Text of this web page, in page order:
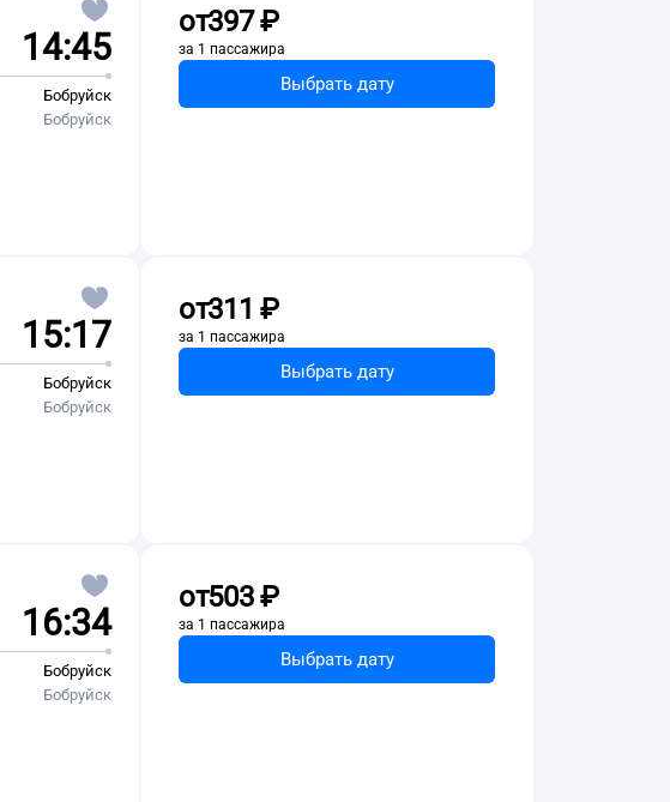
14:45
Бобруйск
Бобруйск
от397 ⁠₽
за 1 пассажира
Выбрать дату
15:17
Бобруйск
Бобруйск
от311 ⁠₽
за 1 пассажира
Выбрать дату
16:34
Бобруйск
Бобруйск
от503 ⁠₽
за 1 пассажира
Выбрать дату